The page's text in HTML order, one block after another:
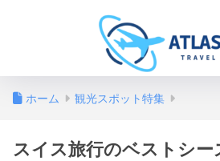
ホーム 観光スポット特集
スイス旅行のベストシー